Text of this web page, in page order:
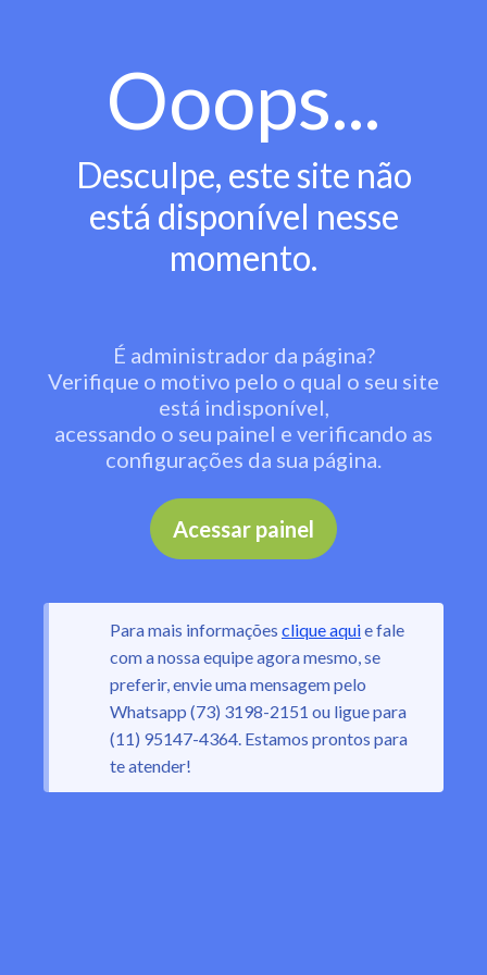
Ooops...
Desculpe, este site não
está disponível nesse
momento.
É administrador da página?
Verifique o motivo pelo o qual o seu site
está indisponível,
acessando o seu painel e verificando as
configurações da sua página.
Acessar painel
Para mais informações clique aquie fale
com a nossa equipe agora mesmo, se
preferir, envie uma mensagem pelo
Whatsapp (73) 3198-2151 ou ligue para
(11) 95147-4364. Estamos prontos para
te atender!